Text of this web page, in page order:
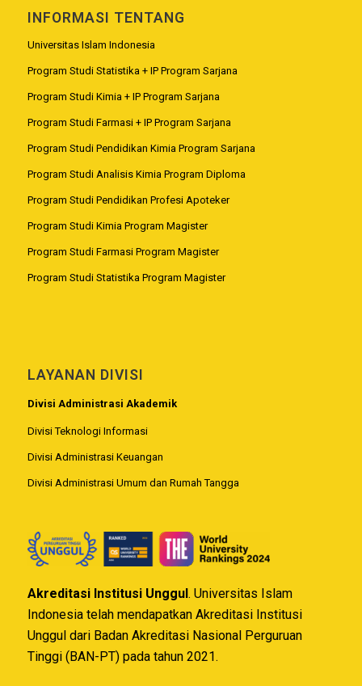
INFORMASI TENTANG
Universitas Islam Indonesia
Program Studi Statistika + IP Program Sarjana
Program Studi Kimia + IP Program Sarjana
Program Studi Farmasi + IP Program Sarjana
Program Studi Pendidikan Kimia Program Sarjana
Program Studi Analisis Kimia Program Diploma
Program Studi Pendidikan Profesi Apoteker
Program Studi Kimia Program Magister
Program Studi Farmasi Program Magister
Program Studi Statistika Program Magister
LAYANAN DIVISI
Divisi Administrasi Akademik
Divisi Teknologi Informasi
Divisi Administrasi Keuangan
Divisi Administrasi Umum dan Rumah Tangga
Akreditasi Institusi Unggul . Universitas Islam
Indonesia telah mendapatkan Akreditasi Institusi
Unggul dari Badan Akreditasi Nasional Perguruan
Tinggi (BAN-PT) pada tahun 2021.